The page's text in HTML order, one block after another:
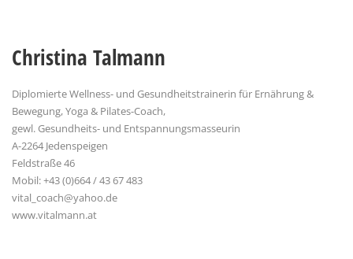
Christina Talmann
Diplomierte Wellness- und Gesundheitstrainerin für Ernährung &
Bewegung, Yoga & Pilates-Coach,
gewl. Gesundheits- und Entspannungsmasseurin
A-2264 Jedenspeigen
Feldstraße 46
Mobil: +43 (0)664 / 43 67 483
vital_coach@yahoo.de
www.vitalmann.at